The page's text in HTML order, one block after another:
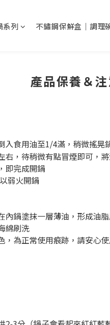
系列 不鏽鋼保鮮盒｜調理
產品保養＆
食用油至1/4滿，稍微搖晃
，待稍微有點冒煙即可，
即完成開鍋
弱火開鍋
內鍋塗抹一層薄油，形成油
綿刷洗
，為正常使用痕跡，請安心